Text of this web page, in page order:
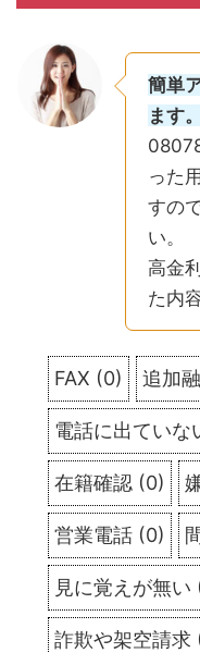
簡単
ます。
った
すの
い。
高金
た内
FAX (0) 追加
電話に出ていな
在籍確認 (0)
営業電話 (0)
見に覚えが無い
詐欺や架空請求